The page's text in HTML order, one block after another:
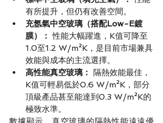
有所提升，但仍有改善空間。
充氬氣中空玻璃（搭配Low-E鍍
膜）： 性能大幅躍進，K值可降至
1.0至1.2 W/m²K，是目前市場兼具
效能與成本的主流選擇。
高性能真空玻璃：
隔熱效能最佳，
K值可輕易低於0.6 W/m²K，部分
頂級產品甚至能達到0.3 W/m²K的
極致水準。